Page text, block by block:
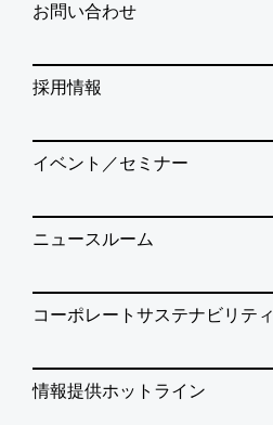
お問い合わせ
採用情報
イベント／セミナー
ニュースルーム
コーポレートサステナビリティ
情報提供ホットライン